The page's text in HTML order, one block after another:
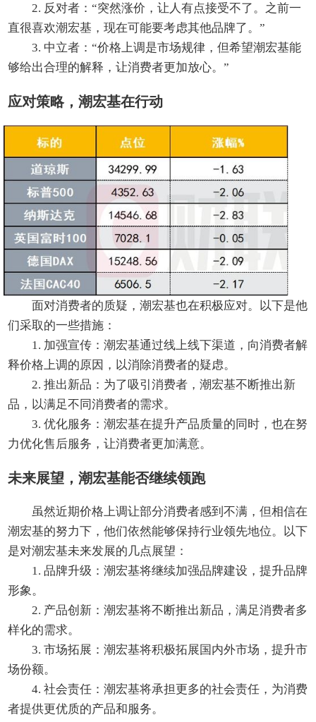
2. 反对者：“突然涨价，让人有点接受不了。之前一
直很喜欢潮宏基，现在可能要考虑其他品牌了。”
3. 中立者：“价格上调是市场规律，但希望潮宏基能
够给出合理的解释，让消费者更加放心。”
应对策略，潮宏基在行动
面对消费者的质疑，潮宏基也在积极应对。以下是他
们采取的一些措施：
1. 加强宣传：潮宏基通过线上线下渠道，向消费者解
释价格上调的原因，以消除消费者的疑虑。
2. 推出新品：为了吸引消费者，潮宏基不断推出新
品，以满足不同消费者的需求。
3. 优化服务：潮宏基在提升产品质量的同时，也在努
力优化售后服务，让消费者更加满意。
未来展望，潮宏基能否继续领跑
虽然近期价格上调让部分消费者感到不满，但相信在
潮宏基的努力下，他们依然能够保持行业领先地位。以下
是对潮宏基未来发展的几点展望：
1. 品牌升级：潮宏基将继续加强品牌建设，提升品牌
形象。
2. 产品创新：潮宏基将不断推出新品，满足消费者多
样化的需求。
3. 市场拓展：潮宏基将积极拓展国内外市场，提升市
场份额。
4. 社会责任：潮宏基将承担更多的社会责任，为消费
者提供更优质的产品和服务。